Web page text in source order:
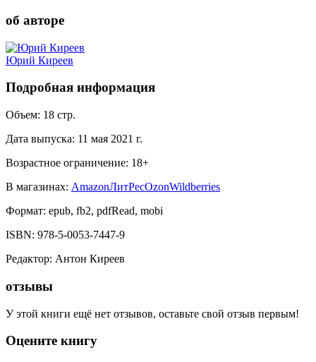
об авторе
Юрий Киреев
Подробная информация
Объем: 18 стр.
Дата выпуска: 11 мая 2021 г.
Возрастное ограничение: 18+
В магазинах: AmazonЛитРесOzonWildberries
Формат: epub, fb2, pdfRead, mobi
ISBN: 978-5-0053-7447-9
Редактор: Антон Киреев
отзывы
У этой книги ещё нет отзывов, оставьте свой отзыв первым!
Оцените книгу